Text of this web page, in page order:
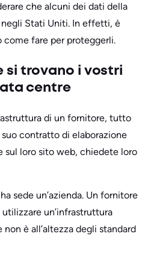
che alcuni dei dati della
Stati Uniti. In effetti, è
come fare per proteggerli.
si trovano i vostri
centre
di un fornitore, tutto
contratto di elaborazione
sul loro sito web, chiedete loro
sede un’azienda. Un fornitore
un’infrastruttura
è all’altezza degli standard